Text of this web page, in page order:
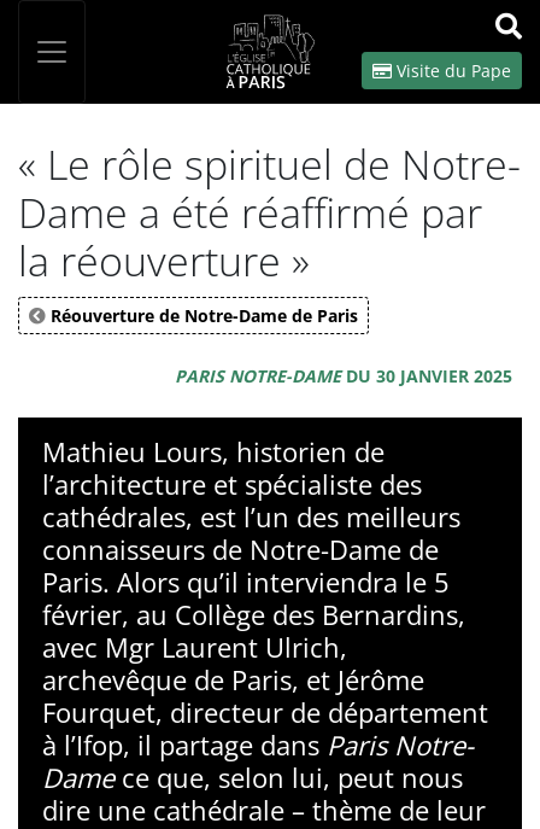
OK
Visite du Pape
« Le rôle spirituel de Notre-
Dame a été réaffirmé par
la réouverture »
Réouverture de Notre-Dame de Paris
PARIS NOTRE-DAMEDU 30 JANVIER 2025
Mathieu Lours, historien de
l’architecture et spécialiste des
cathédrales, est l’un des meilleurs
connaisseurs de Notre-Dame de
Paris. Alors qu’il interviendra le 5
février, au Collège des Bernardins,
avec Mgr Laurent Ulrich,
archevêque de Paris, et Jérôme
Fourquet, directeur de département
à l’Ifop, il partage dans Paris Notre-
Damece que, selon lui, peut nous
dire une cathédrale – thème de leur
Panneau de gestion des cookies